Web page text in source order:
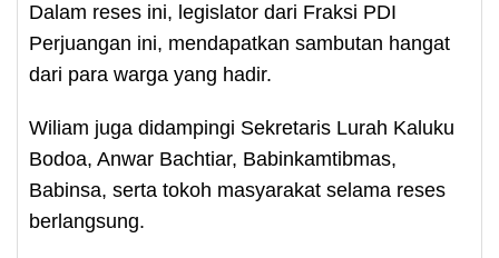
Dalam reses ini, legislator dari Fraksi PDI
Perjuangan ini, mendapatkan sambutan hangat
dari para warga yang hadir.
Wiliam juga didampingi Sekretaris Lurah Kaluku
Bodoa, Anwar Bachtiar, Babinkamtibmas,
Babinsa, serta tokoh masyarakat selama reses
berlangsung.